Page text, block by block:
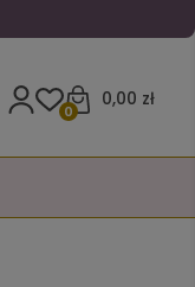
0,00 zł
0